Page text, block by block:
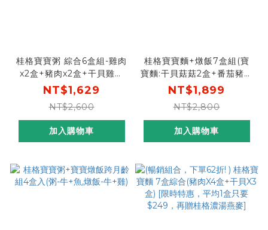
桂格寶寶粥 綜合6盒組-雞肉
x2盒+豬肉x2盒+干貝雞肉
x2盒
NT$1,629
NT$2,600
加入購物車
桂格寶寶麵+燉飯7盒組(寶
寶麵:干貝菇菇2盒+番茄豬肉
2盒，寶寶燉飯:栗子雞肉1盒
+菠菜豬肉1盒+甜椒牛肉1盒)
NT$1,899
NT$2,800
加入購物車